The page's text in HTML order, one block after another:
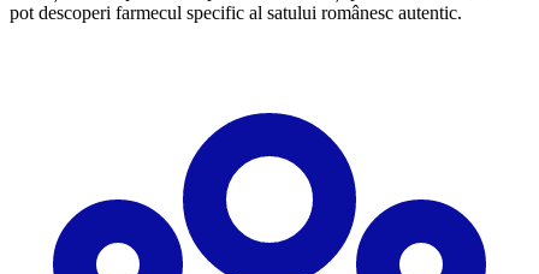
pot descoperi farmecul specific al satului românesc autentic.